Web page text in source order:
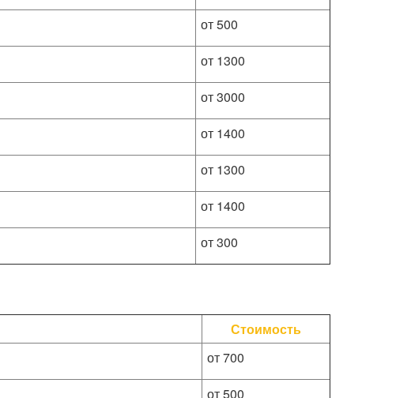
от 500
от 1300
от 3000
от 1400
от 1300
от 1400
от 300
Стоимость
от 700
от 500